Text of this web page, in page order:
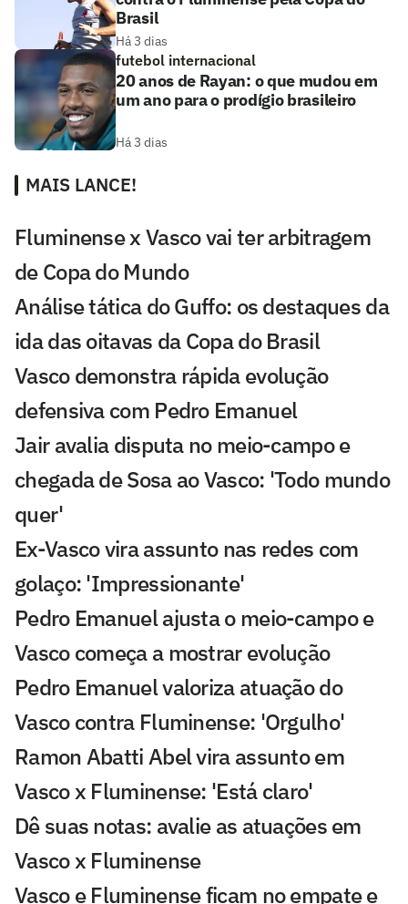
Brasil
Há 3 dias
futebol internacional
20 anos de Rayan: o que mudou em
um ano para o prodígio brasileiro
Há 3 dias
MAIS LANCE!
Fluminense x Vasco vai ter arbitragem
de Copa do Mundo
Análise tática do Guffo: os destaques da
ida das oitavas da Copa do Brasil
Vasco demonstra rápida evolução
defensiva com Pedro Emanuel
Jair avalia disputa no meio-campo e
chegada de Sosa ao Vasco: 'Todo mundo
quer'
Ex-Vasco vira assunto nas redes com
golaço: 'Impressionante'
Pedro Emanuel ajusta o meio-campo e
Vasco começa a mostrar evolução
Pedro Emanuel valoriza atuação do
Vasco contra Fluminense: 'Orgulho'
Ramon Abatti Abel vira assunto em
Vasco x Fluminense: 'Está claro'
Dê suas notas: avalie as atuações em
Vasco x Fluminense
Vasco e Fluminense ficam no empate e